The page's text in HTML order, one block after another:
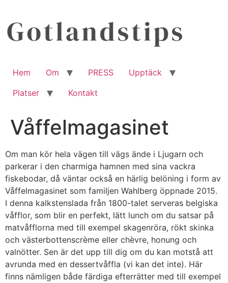
innehåll
Hem Om PRESS
Upptäck
Platser
Kontakt
Våffelmagasinet
Om man kör hela vägen till vägs ände i Ljugarn och
parkerar i den charmiga hamnen med sina vackra
fiskebodar, då väntar också en härlig belöning i form av
Våffelmagasinet som familjen Wahlberg öppnade 2015.
I denna kalkstenslada från 1800-talet serveras belgiska
våfflor, som blir en perfekt, lätt lunch om du satsar på
matvåfflorna med till exempel skagenröra, rökt skinka
och västerbottenscrème eller chèvre, honung och
valnötter. Sen är det upp till dig om du kan motstå att
avrunda med en dessertvåffla (vi kan det inte). Här
finns nämligen både färdiga efterrätter med till exempel